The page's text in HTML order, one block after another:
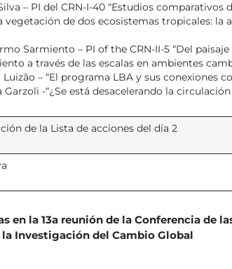
– PI del CRN-I-40 “Estudios comparativos
vegetación de dos ecosistemas tropicales: la
Sarmiento – PI of the CRN-II-5 “Del
a través de las escalas en ambientes
Luizão – “El programa LBA y sus conexiones
Garzoli -“¿Se está desacelerando la
de la Lista de acciones del día 2
en la 13a reunión de la Conferencia de
Investigación del Cambio Global